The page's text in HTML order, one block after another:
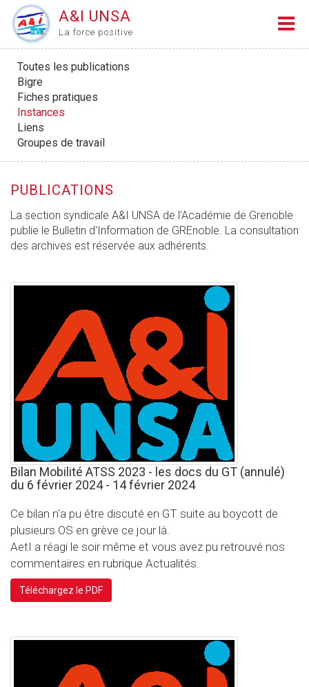
A&I UNSA
La force positive
Toutes les publications
Bigre
Fiches pratiques
Instances
Liens
Groupes de travail
PUBLICATIONS
La section syndicale A&I UNSA de l'Académie de Grenoble
publie le Bulletin d'Information de GREnoble. La consultation
des archives est réservée aux adhérents.
Bilan Mobilité ATSS 2023 - les docs du GT (annulé)
du 6 février 2024 - 14 février 2024
Ce bilan n'a pu être discuté en GT suite au boycott de
plusieurs OS en grève ce jour là.
AetI a réagi le soir même et vous avez pu retrouvé nos
commentaires en rubrique Actualités.
Téléchargez le PDF